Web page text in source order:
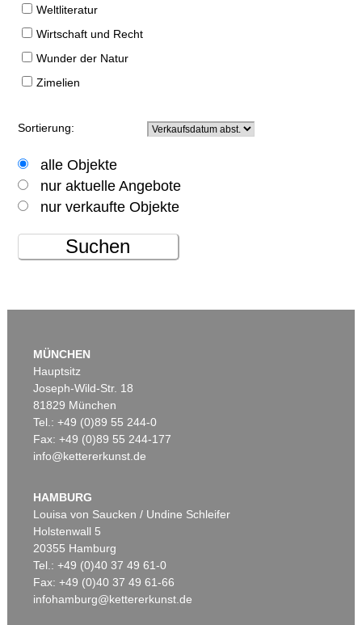
Weltliteratur
Wirtschaft und Recht
Wunder der Natur
Zimelien
Sortierung:
alle Objekte
nur aktuelle Angebote
nur verkaufte Objekte
Suchen
MÜNCHEN
Hauptsitz
Joseph-Wild-Str. 18
81829 München
Tel.: +49 (0)89 55 244-0
Fax: +49 (0)89 55 244-177
info@kettererkunst.de
HAMBURG
Louisa von Saucken / Undine Schleifer
Holstenwall 5
20355 Hamburg
Tel.: +49 (0)40 37 49 61-0
Fax: +49 (0)40 37 49 61-66
infohamburg@kettererkunst.de